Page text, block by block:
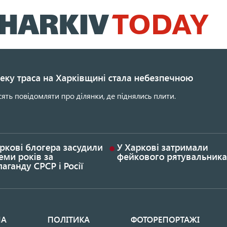
до
основного
траса на Харківщині стала небезпечною
повідомляти про ділянки, де піднялись плити.
блогера засудили
років за
СРСР і Росії
У Харкові затримали
фейкового рятувальника
ПОЛІТИКА ФОТОРЕПОРТАЖІ